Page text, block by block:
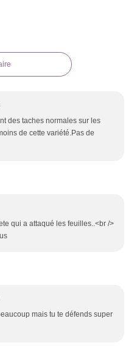
des taches normales sur les
de cette variété.Pas de
qui a attaqué les feuilles..<br />
mais tu te défends super